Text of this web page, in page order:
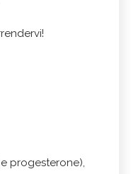
progesterone),